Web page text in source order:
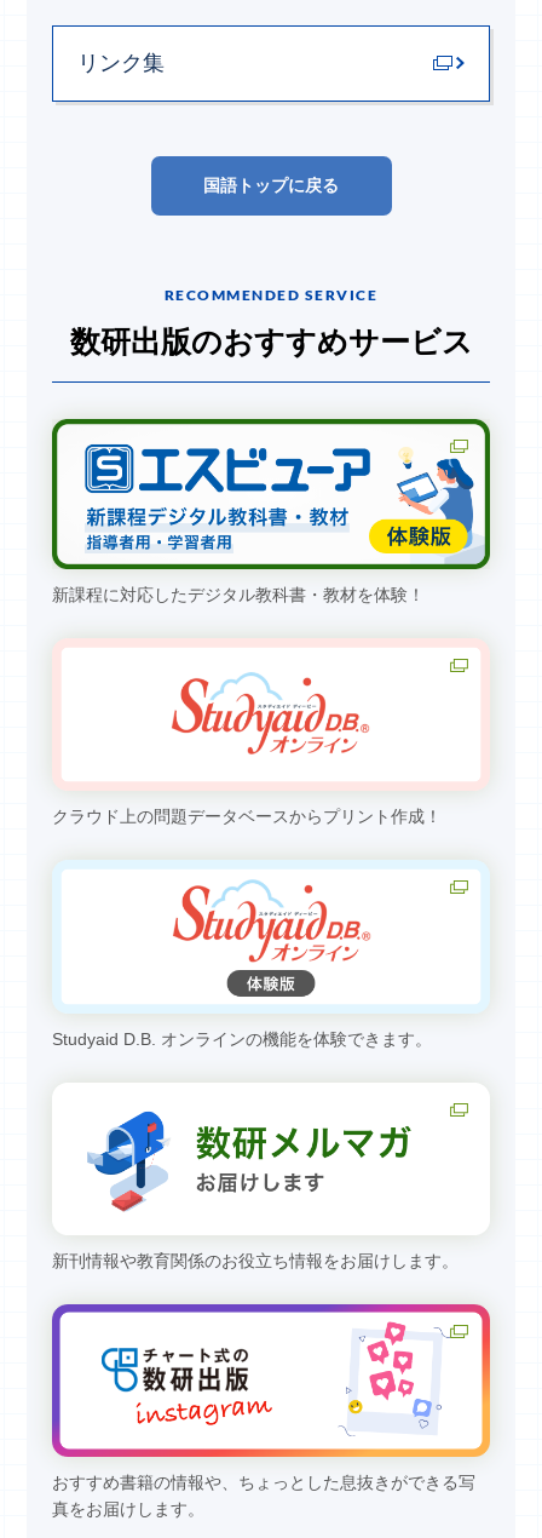
リンク集
国語トップに戻る
RECOMMENDED SERVICE
数研出版のおすすめサービス
新課程に対応したデジタル教科書・教材を体験！
クラウド上の問題データベースからプリント作成！
Studyaid D.B. オンラインの機能を体験できます。
新刊情報や教育関係のお役立ち情報をお届けします。
おすすめ書籍の情報や、ちょっとした息抜きができる写
真をお届けします。